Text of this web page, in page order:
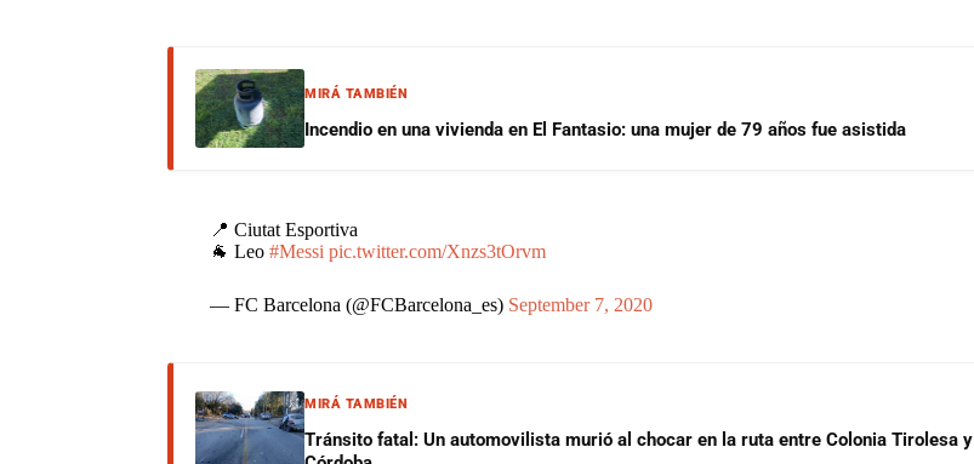
MIRÁ TAMBIÉN
Incendio en una vivienda en El Fantasio: una mujer de 79 años fue asistida
📍 Ciutat Esportiva
🐐 Leo #Messi pic.twitter.com/Xnzs3tOrvm
— FC Barcelona (@FCBarcelona_es) September 7, 2020
MIRÁ TAMBIÉN
Tránsito fatal: Un automovilista murió al chocar en la ruta entre Colonia Tirolesa y